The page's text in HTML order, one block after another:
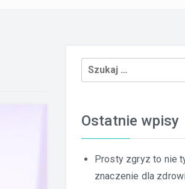
Szukaj:
Ostatnie wpisy
Prosty zgryz to nie
znaczenie dla